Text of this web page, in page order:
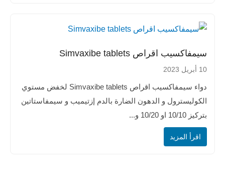
سيمفاكسيب اقراص Simvaxibe tablets
10 أبريل 2023
دواء سيمفاكسيب اقراص Simvaxibe tablets لخفض مستوي
الكوليسترول و الدهون الضارة بالدم إزتيميب و سيمفاستاتين
بتركيز 10/10 او 10/20 و...
اقرأ المزيد